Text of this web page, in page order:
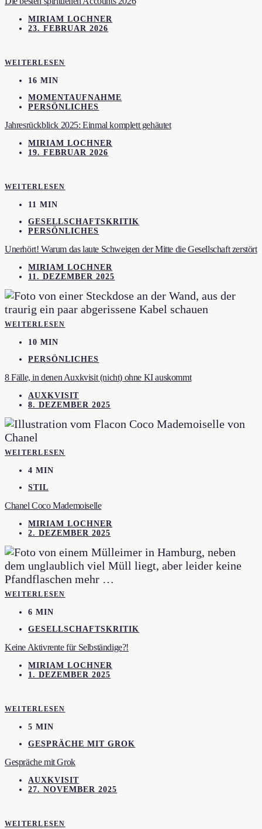
MIRIAM LOCHNER
23. FEBRUAR 2026
WEITERLESEN
16 MIN
MOMENTAUFNAHME
PERSÖNLICHES
Jahresrückblick 2025: Einmal komplett gehäutet
MIRIAM LOCHNER
19. FEBRUAR 2026
WEITERLESEN
11 MIN
GESELLSCHAFTSKRITIK
PERSÖNLICHES
Unerhört! Warum das laute Schweigen der Mitte die Gesellschaft zerstört
MIRIAM LOCHNER
11. DEZEMBER 2025
WEITERLESEN
10 MIN
PERSÖNLICHES
8 Fälle, in denen Auxkvisit (nicht) ohne KI auskommt
AUXKVISIT
8. DEZEMBER 2025
WEITERLESEN
4 MIN
STIL
Chanel Coco Mademoiselle
MIRIAM LOCHNER
2. DEZEMBER 2025
WEITERLESEN
6 MIN
GESELLSCHAFTSKRITIK
Keine Aktivrente für Selbständige?!
MIRIAM LOCHNER
1. DEZEMBER 2025
WEITERLESEN
5 MIN
GESPRÄCHE MIT GROK
Gespräche mit Grok
AUXKVISIT
27. NOVEMBER 2025
WEITERLESEN